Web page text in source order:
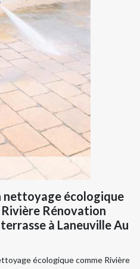
nettoyage écologique
Rénovation
à Laneuville Au
écologique comme Rivière